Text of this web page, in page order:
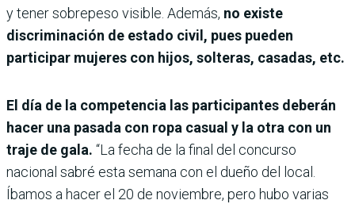
y tener sobrepeso visible. Además, no existe
discriminación de estado civil, pues pueden
participar mujeres con hijos, solteras, casadas, etc.
El día de la competencia las participantes deberán
hacer una pasada con ropa casual y la otra con un
traje de gala. “La fecha de la final del concurso
nacional sabré esta semana con el dueño del local.
Íbamos a hacer el 20 de noviembre, pero hubo varias